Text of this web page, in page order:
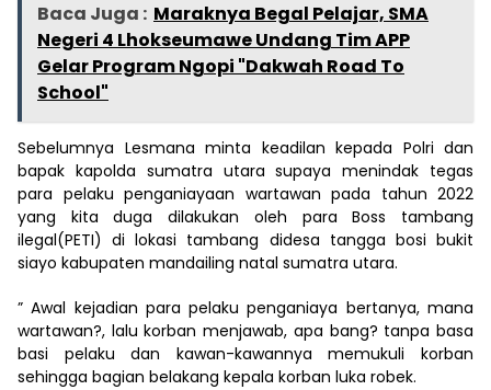
Baca Juga : Maraknya Begal Pelajar, SMA
Negeri 4 Lhokseumawe Undang Tim APP
Gelar Program Ngopi "Dakwah Road To
School"
Sebelumnya Lesmana minta keadilan kepada Polri dan
bapak kapolda sumatra utara supaya menindak tegas
para pelaku penganiayaan wartawan pada tahun 2022
yang kita duga dilakukan oleh para Boss tambang
ilegal(PETI) di lokasi tambang didesa tangga bosi bukit
siayo kabupaten mandailing natal sumatra utara.
” Awal kejadian para pelaku penganiaya bertanya, mana
wartawan?, lalu korban menjawab, apa bang? tanpa basa
basi pelaku dan kawan-kawannya memukuli korban
sehingga bagian belakang kepala korban luka robek.